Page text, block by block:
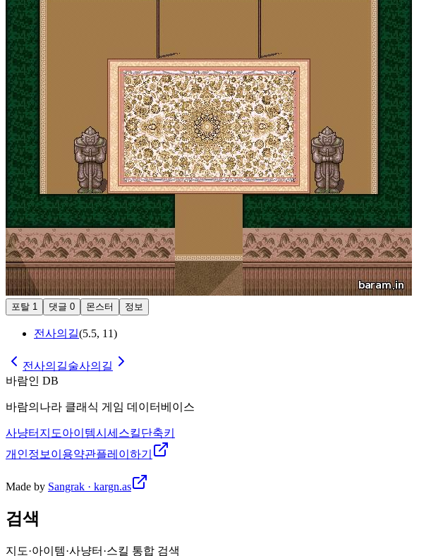
포탈 1 댓글 0 몬스터 정보
전사의길(5.5, 11)
전사의길술사의길
바람인 DB
바람의나라 클래식 게임 데이터베이스
사냥터 지도아이템시세 스킬단축키
개인정보 이용약관플레이하기
Made by Sangrak · kargn.as
검색
지도·아이템·사냥터·스킬 통합 검색